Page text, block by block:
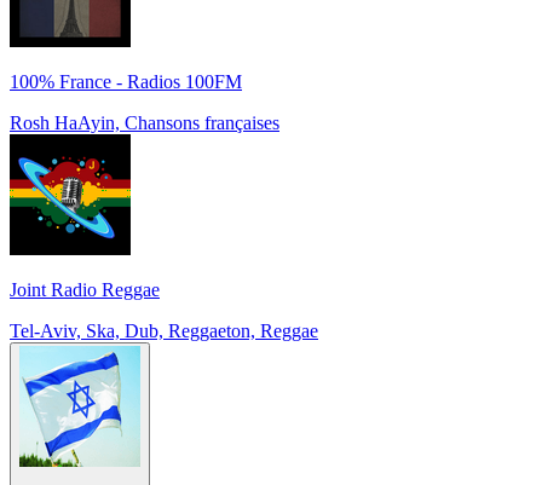
100% France - Radios 100FM
Rosh HaAyin, Chansons françaises
Joint Radio Reggae
Tel-Aviv, Ska, Dub, Reggaeton, Reggae